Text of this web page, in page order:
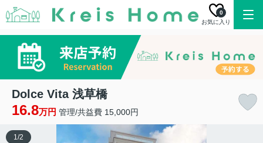
お気に入り
0
Dolce Vita 浅草橋
16.8万円 管理/共益費 15,000円
1/2